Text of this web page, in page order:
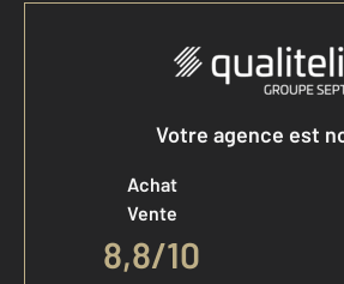
Votre agence est
Achat
Vente
8,8/10